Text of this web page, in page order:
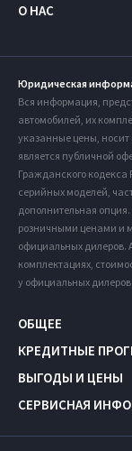
О НАС
Юридическая
Вся информация,
автомобилей, их
указанные цены,
является публичной
Гражданского кодекса
серийных моделей,
дополнительная
розничными ценами и
официальных дилеров.
комплектациях,
у официальных дилеров
ОБЩЕЕ
КРЕДИТНЫЕ
ВЫГОДЫ И ЦЕНЫ
СЕРВИСНАЯ